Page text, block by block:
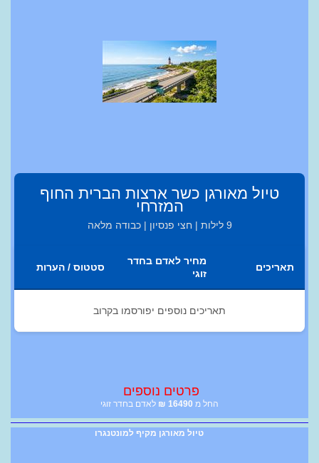
טיול מאורגן כשר ארצות הברית החוף
המזרחי
9 לילות | חצי פנסיון | כבודה מלאה
תאריכים
מחיר לאדם בחדר
זוגי
סטטוס / הערות
תאריכים נוספים יפורסמו בקרוב
פרטים נוספים
החל מ 16490
₪ לאדם בחדר זוגי
טיול מאורגן מקיף למונטנגרו